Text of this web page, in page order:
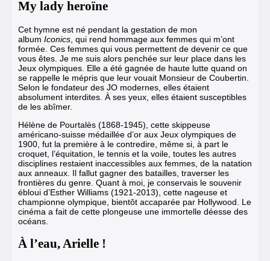
My lady heroïne
Cet hymne est né pendant la gestation de mon
album Iconics , qui rend hommage aux femmes qui m’ont
formée. Ces femmes qui vous permettent de devenir ce que
vous êtes. Je me suis alors penchée sur leur place dans les
Jeux olympiques . Elle a été gagnée de haute lutte quand on
se rappelle le mépris que leur vouait Monsieur de Coubertin
Selon le fondateur des JO modernes, elles étaient
absolument interdites. À ses yeux, elles étaient susceptibles
de les abîmer.
Hélène de Pourtalès (1868-1945), cette skippeuse
américano-suisse médaillée d’or aux Jeux olympiques de
1900, fut la première à le contredire, même si, à part le
croquet, l’équitation, le tennis et la voile, toutes les autres
disciplines restaient inaccessibles aux femmes, de la natation
aux anneaux. Il fallut gagner des batailles, traverser les
frontières du genre. Quant à moi, je conservais le souvenir
ébloui d’Esther Williams (1921-2013), cette nageuse et
championne olympique, bientôt accaparée par Hollywood. Le
cinéma a fait de cette plongeuse une immortelle déesse des
océans.
À l’eau, Arielle !